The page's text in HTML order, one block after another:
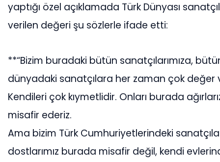
yaptığı özel açıklamada Türk Dünyası
verilen değeri şu sözlerle ifade etti:
**“Bizim buradaki bütün sanatçılarımıza,
dünyadaki sanatçılara her zaman çok değer
Kendileri çok kıymetlidir. Onları burada
misafir ederiz.
Ama bizim Türk Cumhuriyetlerindeki
dostlarımız burada misafir değil, kendi